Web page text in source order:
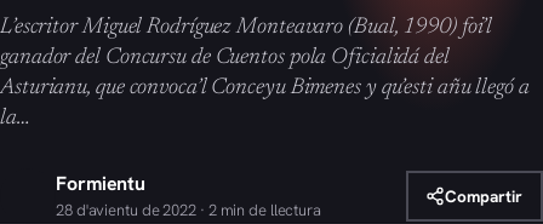
L’escritor Miguel Rodríguez Monteavaro (Bual, 1990) foi’l
ganador del Concursu de Cuentos pola Oficialidá del
Asturianu, que convoca’l Conceyu Bimenes y qu’esti añu llegó a
la…
Formientu
28 d'avientu de 2022 · 2 min de llectura
Compartir